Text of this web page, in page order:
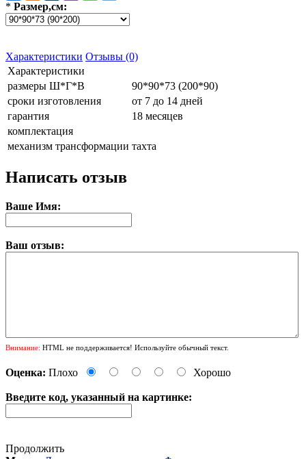
* Размер,см:
Характеристики Отзывы (0)
Характеристики
размеры Ш*Г*В
90*90*73 (200*90)
сроки изготовления
от 7 до 14 дней
гарантия
18 месяцев
комплектация
механизм трансформации тахта
Написать отзыв
Ваше Имя:
Ваш отзыв:
Внимание: HTML не поддерживается! Используйте обычный текст.
Оценка: Плохо Хорошо
Введите код, указанный на картинке:
Продолжить